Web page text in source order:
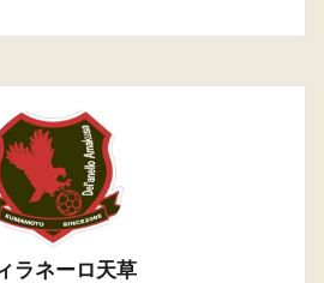
ラネーロ天草